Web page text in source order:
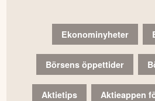
Ekonominyheter
Börsens öppettider
Aktietips Aktieappen